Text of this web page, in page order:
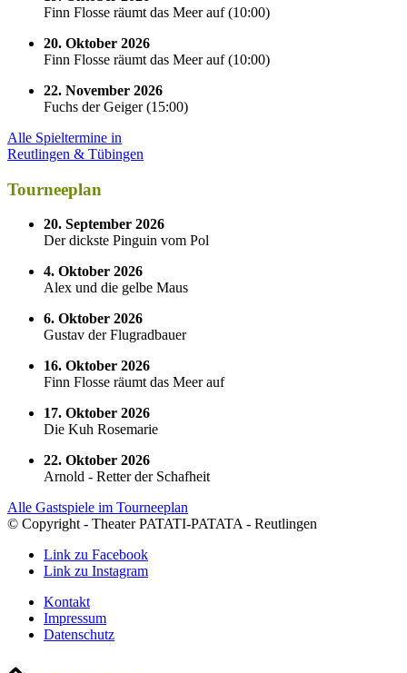
Finn Flosse räumt das Meer auf(10:00)
20. Oktober 2026
Finn Flosse räumt das Meer auf(10:00)
22. November 2026
Fuchs der Geiger(15:00)
Alle Spieltermine in
Reutlingen & Tübingen
Tourneeplan
20. September 2026
Der dickste Pinguin vom Pol
4. Oktober 2026
Alex und die gelbe Maus
6. Oktober 2026
Gustav der Flugradbauer
16. Oktober 2026
Finn Flosse räumt das Meer auf
17. Oktober 2026
Die Kuh Rosemarie
22. Oktober 2026
Arnold - Retter der Schafheit
Alle Gastspiele im Tourneeplan
© Copyright - Theater PATATI-PATATA - Reutlingen
Link zu Facebook
Link zu Instagram
Kontakt
Impressum
Datenschutz